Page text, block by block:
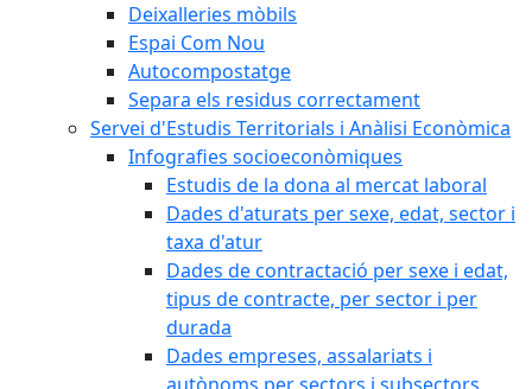
Deixalleries mòbils
Espai Com Nou
Autocompostatge
Separa els residus correctament
Servei d'Estudis Territorials i Anàlisi Econòmica
Infografies socioeconòmiques
Estudis de la dona al mercat laboral
Dades d'aturats per sexe, edat, sector i
taxa d'atur
Dades de contractació per sexe i edat,
tipus de contracte, per sector i per
durada
Dades empreses, assalariats i